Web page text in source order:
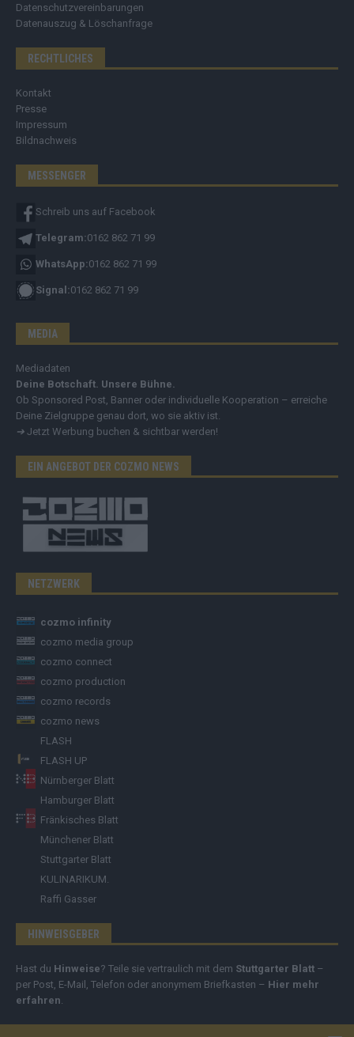
Datenschutzvereinbarungen
Datenauszug & Löschanfrage
RECHTLICHES
Kontakt
Presse
Impressum
Bildnachweis
MESSENGER
Schreib uns auf Facebook
Telegram:0162 862 71 99
WhatsApp:0162 862 71 99
Signal:0162 862 71 99
MEDIA
Mediadaten
Deine Botschaft. Unsere Bühne.
Ob Sponsored Post, Banner oder individuelle Kooperation – erreiche
Deine Zielgruppe genau dort, wo sie aktiv ist.
➔ Jetzt Werbung buchen & sichtbar werden!
EIN ANGEBOT DER COZMO NEWS
NETZWERK
cozmo infinity
cozmo media group
cozmo connect
cozmo production
cozmo records
cozmo news
FLASH
FLASH UP
Nürnberger Blatt
Hamburger Blatt
Fränkisches Blatt
Münchener Blatt
Stuttgarter Blatt
KULINARIKUM.
Raffi Gasser
HINWEISGEBER
Hast du Hinweise? Teile sie vertraulich mit dem Stuttgarter Blatt –
per Post, E-Mail, Telefon oder anonymem Briefkasten – Hier mehr
erfahren.